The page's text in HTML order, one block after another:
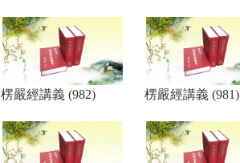
楞嚴經講義 (982) 楞嚴經講義 (981)